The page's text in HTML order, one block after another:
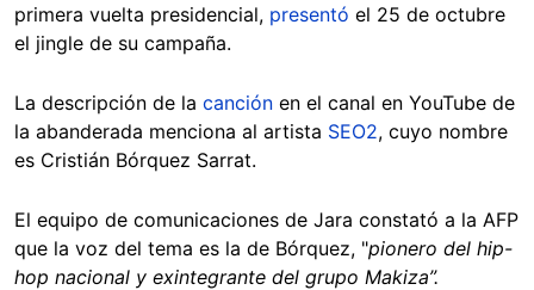
primera vuelta presidencial, presentó el 25 de octubre
el jingle de su campaña.
La descripción de la canción en el canal en YouTube de
la abanderada menciona al artista SEO2, cuyo nombre
es Cristián Bórquez Sarrat.
El equipo de comunicaciones de Jara constató a la AFP
que la voz del tema es la de Bórquez, "pionero del hip-
hop nacional y exintegrante del grupo Makiza”.